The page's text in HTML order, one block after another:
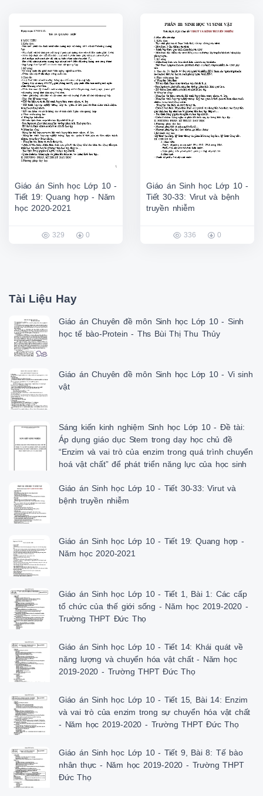
Giáo án Sinh học Lớp 10 -
Tiết 19: Quang hợp - Năm
học 2020-2021
329 0
Giáo án Sinh học Lớp 10 -
Tiết 30-33: Virut và bệnh
truyền nhiễm
336 0
Tài Liệu Hay
Giáo án Chuyên đề môn Sinh học Lớp 10 - Sinh
học tế bào-Protein - Ths Bùi Thị Thu Thủy
Giáo án Chuyên đề môn Sinh học Lớp 10 - Vi sinh
vật
Sáng kiến kinh nghiệm Sinh học Lớp 10 - Đề tài:
Áp dụng giáo dục Stem trong dạy học chủ đề
“Enzim và vai trò của enzim trong quá trình chuyển
hoá vật chất” để phát triển năng lực của học sinh
Giáo án Sinh học Lớp 10 - Tiết 30-33: Virut và
bệnh truyền nhiễm
Giáo án Sinh học Lớp 10 - Tiết 19: Quang hợp -
Năm học 2020-2021
Giáo án Sinh học Lớp 10 - Tiết 1, Bài 1: Các cấp
tổ chức của thế giới sống - Năm học 2019-2020 -
Trường THPT Đức Thọ
Giáo án Sinh học Lớp 10 - Tiết 14: Khái quát về
năng lượng và chuyển hóa vật chất - Năm học
2019-2020 - Trường THPT Đức Thọ
Giáo án Sinh học Lớp 10 - Tiết 15, Bài 14: Enzim
và vai trò của enzim trong sự chuyển hóa vật chất
- Năm học 2019-2020 - Trường THPT Đức Thọ
Giáo án Sinh học Lớp 10 - Tiết 9, Bài 8: Tế bào
nhân thực - Năm học 2019-2020 - Trường THPT
Đức Thọ